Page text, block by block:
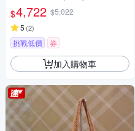
$4,722 $5,022
5 (2)
挑戰低價 券
加入購物車